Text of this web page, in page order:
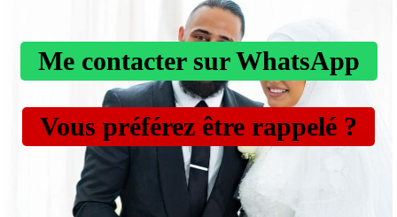
Me contacter sur WhatsApp
Vous préférez être rappelé ?